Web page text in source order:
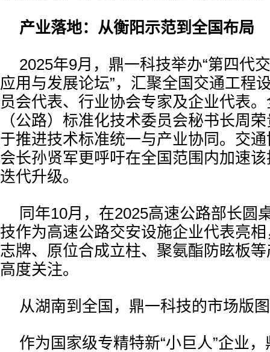
产业落地：从衡阳示范到全国布局
2025年9月，鼎一科技举办“第四代
应用与发展论坛”，汇聚全国交通工程
员会代表、行业协会专家及企业代表
（公路）标准化技术委员会秘书长周
于推进技术标准统一与产业协同。交
会长孙贤军更呼吁在全国范围内加速
迭代升级。
同年10月，在2025高速公路部长圆
技作为高速公路交安设施企业代表亮
志牌、原位合成立柱、聚氨酯防眩板
高度关注。
从湖南到全国，鼎一科技的市场版
作为国家级专精特新“小巨人”企业